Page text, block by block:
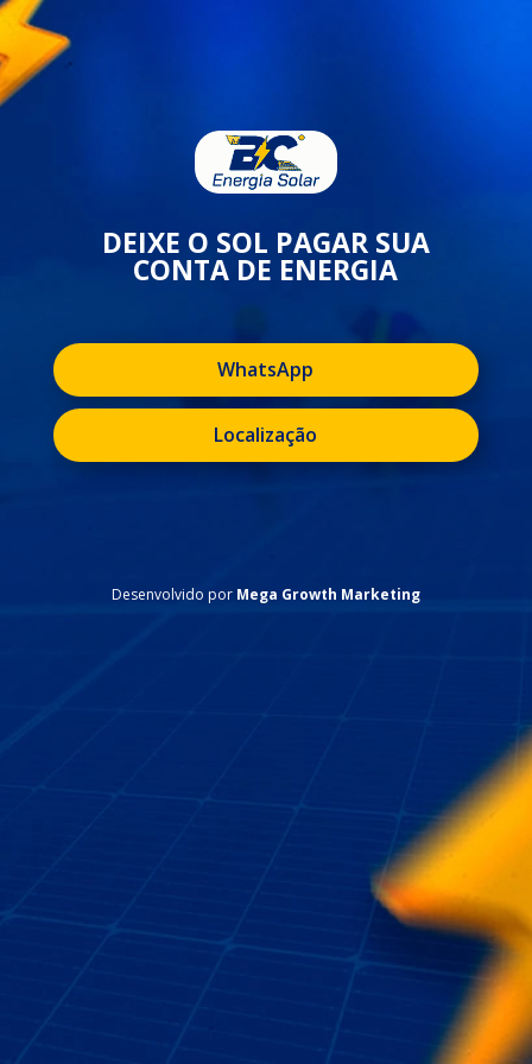
DEIXE O SOL PAGAR SUA
CONTA DE ENERGIA
WhatsApp
Localização
Desenvolvido por Mega Growth Marketing